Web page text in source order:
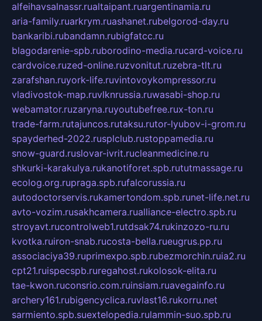
alfeihavsalnassr.rualtaipant.ruargentinamia.ru
aria-family.ruarkrym.ruashanet.rubelgorod-day.ru
bankaribi.rubandamn.rubigfatcc.ru
blagodarenie-spb.ruborodino-media.rucard-voice.ru
cardvoice.ruzed-online.ruzvonitut.ruzebra-tlt.ru
zarafshan.ruyork-life.ruvintovoykompressor.ru
vladivostok-map.ruvlknrussia.ruwasabi-shop.ru
webamator.ruzaryna.ruyoutubefree.rux-ton.ru
trade-farm.rutajuncos.rutaksu.rutor-lyubov-i-grom.ru
spayderhed-2022.rusplclub.rustoppamedia.ru
snow-guard.ruslovar-ivrit.rucleanmedicine.ru
shkurki-karakulya.rukanotiforet.spb.rututmassage.ru
ecolog.org.rupraga.spb.rufalcorussia.ru
autodoctorservis.rukamertondom.spb.runet-life.net.ru
avto-vozim.rusakhcamera.rualliance-electro.spb.ru
stroyavt.rucontrolweb1.rutdsak74.rukinzozo-ru.ru
kvotka.ruiron-snab.rucosta-bella.rueugrus.pp.ru
associaciya39.ruprimexpo.spb.rubezmorchin.ruia2.ru
cpt21.ruispecspb.ruregahost.rukolosok-elita.ru
tae-kwon.ruconsrio.com.ruinsiam.ruavegainfo.ru
archery161.rubigencyclica.ruvlast16.rukorru.net
sarmiento.spb.suextelopedia.rulammin-suo.spb.ru